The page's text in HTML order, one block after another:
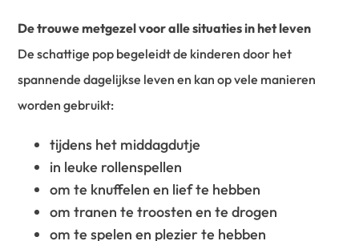
De trouwe metgezel voor alle situaties in het leven
De schattige pop begeleidt de kinderen door het
spannende dagelijkse leven en kan op vele manieren
worden gebruikt:
tijdens het middagdutje
in leuke rollenspellen
om te knuffelen en lief te hebben
om tranen te troosten en te drogen
om te spelen en plezier te hebben